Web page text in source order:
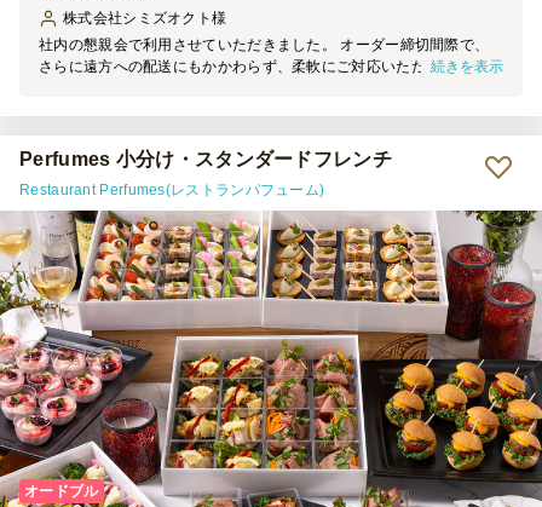
株式会社シミズオクト 様
社内の懇親会で利用させていただきました。 オーダー締切間際で、
さらに遠方への配送にもかかわらず、柔軟にご対応いただき大変助か
くて参加者からも好評でした。 一人前あたりの品数も多くてコスト
パフォーマンスの高さを感じました。 また機会があれば、ぜひ利用
続きを表示
Perfumes 小分け・スタンダードフレンチ
Restaurant Perfumes(レストランパフューム)
オードブル